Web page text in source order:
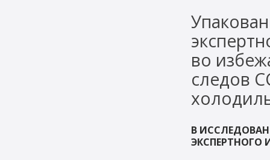
во
следов
В
ЭКСПЕРТНОГО